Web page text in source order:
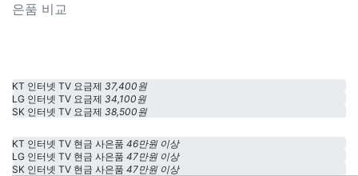
은품 비교
KT 인터넷 TV 요금제 37,400원
LG 인터넷 TV 요금제 34,100원
SK 인터넷 TV 요금제 38,500원
KT 인터넷 TV 현금 사은품 46만원 이상
LG 인터넷 TV 현금 사은품 47만원 이상
SK 인터넷 TV 현금 사은품 47만원 이상